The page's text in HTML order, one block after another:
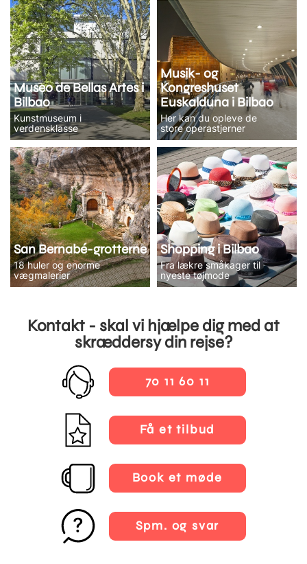
Museo de Bellas Artes i
Bilbao
Kunstmuseum i
verdensklasse
Musik- og
Kongreshuset
Euskalduna i Bilbao
Her kan du opleve de
store operastjerner
San Bernabé-grotterne
18 huler og enorme
vægmalerier
Shopping i Bilbao
Fra lækre småkager til
nyeste tøjmode
Kontakt - skal vi hjælpe dig med at
skræddersy din rejse?
70 11 60 11
Få et tilbud
Book et møde
Spm. og svar